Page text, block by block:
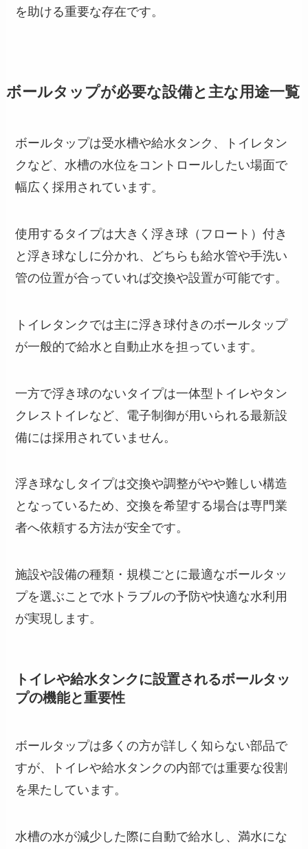
を助ける重要な存在です。
ボールタップが必要な設備と主な用途一覧
ボールタップは受水槽や給水タンク、トイレタン
クなど、水槽の水位をコントロールしたい場面で
幅広く採用されています。
使用するタイプは大きく浮き球（フロート）付き
と浮き球なしに分かれ、どちらも給水管や手洗い
管の位置が合っていれば交換や設置が可能です。
トイレタンクでは主に浮き球付きのボールタップ
が一般的で給水と自動止水を担っています。
一方で浮き球のないタイプは一体型トイレやタン
クレストイレなど、電子制御が用いられる最新設
備には採用されていません。
浮き球なしタイプは交換や調整がやや難しい構造
となっているため、交換を希望する場合は専門業
者へ依頼する方法が安全です。
施設や設備の種類・規模ごとに最適なボールタッ
プを選ぶことで水トラブルの予防や快適な水利用
が実現します。
トイレや給水タンクに設置されるボールタッ
プの機能と重要性
ボールタップは多くの方が詳しく知らない部品で
すが、トイレや給水タンクの内部では重要な役割
を果たしています。
水槽の水が減少した際に自動で給水し、満水にな